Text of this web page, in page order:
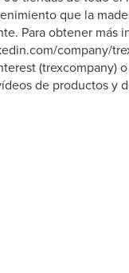
que la
Para obtener más
company/
(trexcompany)
de productos y